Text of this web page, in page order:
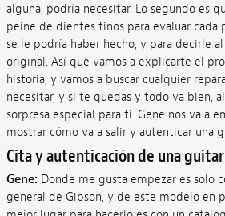
alguna, podría necesitar. Lo segundo es
peine de dientes finos para evaluar cada
se le podría haber hecho, y para decirle
original. Así que vamos a explicarte el
historia, y vamos a buscar cualquier
necesitar, y si te quedas y todo va bien,
sorpresa especial para ti. Gene nos va a
mostrar cómo va a salir y autenticar una
Cita y autenticación de una
Gene: Donde me gusta empezar es solo
general de Gibson, y de este modelo en